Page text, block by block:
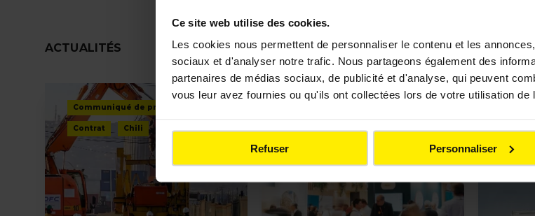
Ce site web utilise des cookies.
Les cookies nous permettent de personnaliser le contenu et les
sociaux et d'analyser notre trafic. Nous partageons également des
partenaires de médias sociaux, de publicité et d'analyse, qui peuvent
vous leur avez fournies ou qu'ils ont collectées lors de votre utilisation de
Refuser Personnaliser
ACTUALITÉS Découvrez nos derniers
Communiqué de presse
Contrat Chili